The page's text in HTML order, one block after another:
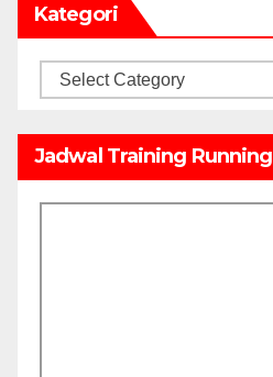
Kategori
Kategori
Jadwal Training Running